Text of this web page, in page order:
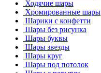
Ходячие шары
Хромированные шары
Шарики с конфетти
Шары без рисунка
Шары буквы
Шары звезды
Шары круг
Шары под потолок